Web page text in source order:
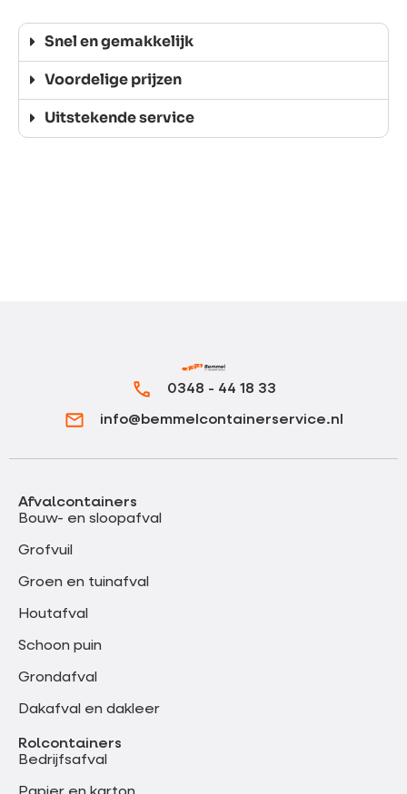
Snel en gemakkelijk
Voordelige prijzen
Uitstekende service
0348 - 44 18 33
info@bemmelcontainerservice.nl
Afvalcontainers
Bouw- en sloopafval
Grofvuil
Groen en tuinafval
Houtafval
Schoon puin
Grondafval
Dakafval en dakleer
Rolcontainers
Bedrijfsafval